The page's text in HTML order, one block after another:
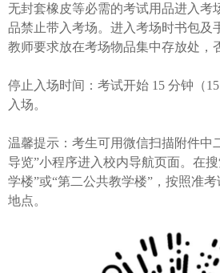
无封套橡皮等必需的考试用品进入考
品禁止带入考场。进入考场时书包及
教师要求放在考场物品集中存放处，
停止入场时间：考试开始 15 分钟（
入场。
温馨提示：考生可用微信扫描附件中
导览”小程序进入校内导航页面。在
学楼”或“第二公共教学楼”，按照准
地点。